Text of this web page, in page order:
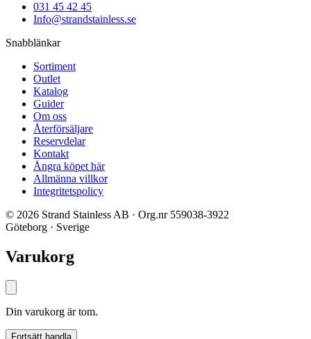
031 45 42 45
Info@strandstainless.se
Snabblänkar
Sortiment
Outlet
Katalog
Guider
Om oss
Återförsäljare
Reservdelar
Kontakt
Ångra köpet här
Allmänna villkor
Integritetspolicy
© 2026 Strand Stainless AB · Org.nr 559038-3922
Göteborg · Sverige
Varukorg
Din varukorg är tom.
Fortsätt handla